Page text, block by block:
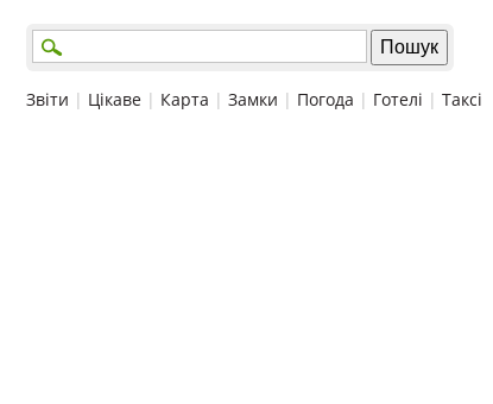
Звіти | Цікаве | Карта | Замки | Погода | Готелі | Таксі